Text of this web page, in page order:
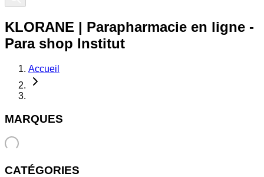
KLORANE | Parapharmacie en ligne -
Para shop Institut
Accueil
MARQUES
CATÉGORIES